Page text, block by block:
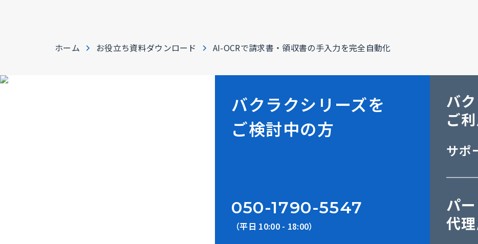
ホーム お役立ち資料ダウンロード AI-OCRで請求書・領収書の手入力を完全自動化
バクラクシリーズを
ご検討中の方
050-1790-5547
（平日 10:00 - 18:00）
バ
ご
サポ
パ
代